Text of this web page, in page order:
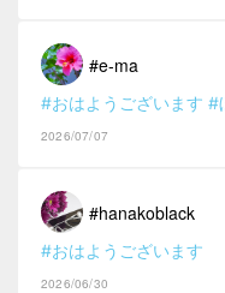
#e-ma
#おはようございます #
2026/07/07
#hanakoblack
#おはようございます
2026/06/30